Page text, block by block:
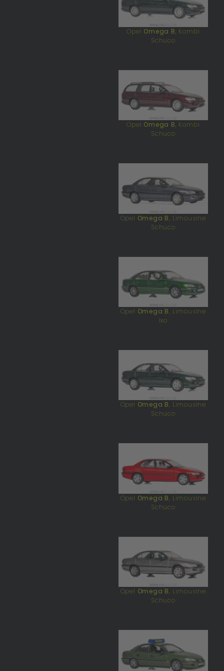
Opel Omega B, Kombi
Schuco
Opel Omega B, Kombi
Schuco
Opel Omega B, Limousine
Schuco
Opel Omega B, Limousine
Ixo
Opel Omega B, Limousine
Schuco
Opel Omega B, Limousine
Schuco
Opel Omega B, Limousine
Schuco